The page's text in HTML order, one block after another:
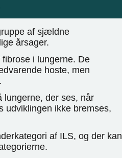
af sjældne
årsager.
i lungerne. De
hoste, men
lungerne, der ses, når
udviklingen ikke bremses,
af ILS, og der kan